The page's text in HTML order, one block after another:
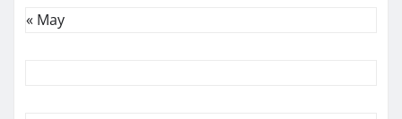
« May